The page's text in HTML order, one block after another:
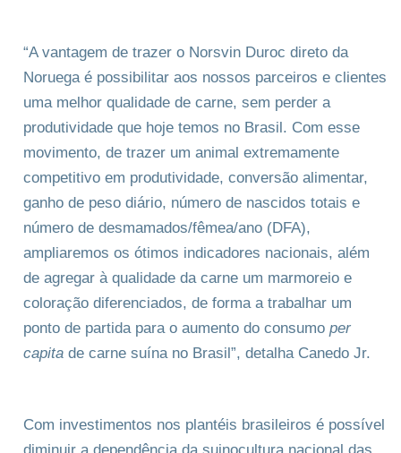
“A vantagem de trazer o Norsvin Duroc direto da
Noruega é possibilitar aos nossos parceiros e clientes
uma melhor qualidade de carne, sem perder a
produtividade que hoje temos no Brasil. Com esse
movimento, de trazer um animal extremamente
competitivo em produtividade, conversão alimentar,
ganho de peso diário, número de nascidos totais e
número de desmamados/fêmea/ano (DFA),
ampliaremos os ótimos indicadores nacionais, além
de agregar à qualidade da carne um marmoreio e
coloração diferenciados, de forma a trabalhar um
ponto de partida para o aumento do consumo per
capita de carne suína no Brasil”, detalha Canedo Jr.
Com investimentos nos plantéis brasileiros é possível
diminuir a dependência da suinocultura nacional das